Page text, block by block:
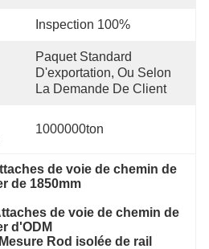
Inspection 100%
Paquet Standard
D'exportation, Ou Selon
La Demande De Client
1000000ton
de voie de chemin de
de 1850mm
de voie de chemin de
d'ODM
Mesure Rod isolée de rail